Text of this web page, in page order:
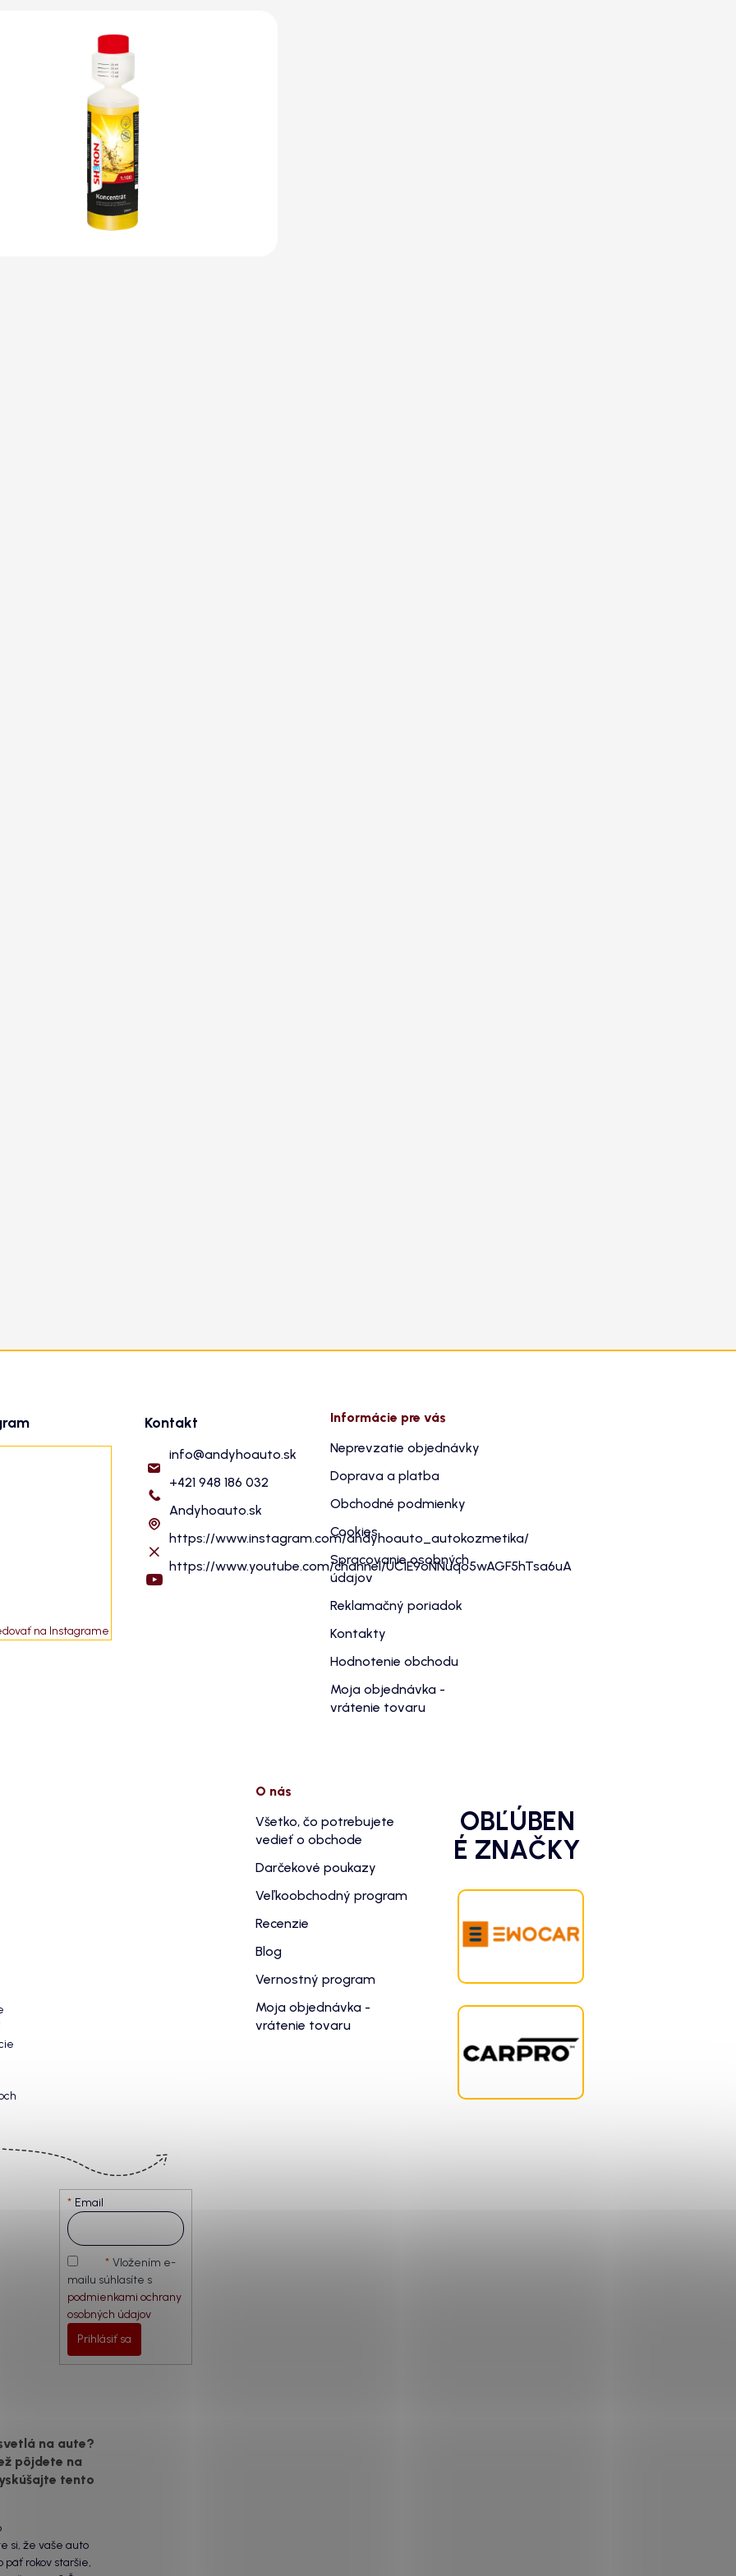
na Instagrame
Kontakt
info@andyhoauto.sk
+421 948 186 032
Andyhoauto.sk
https://www.instagram.com/andyhoauto_autokozmetika/
https://www.youtube.com/channel/UC1E9oNNuqo5wAGF5hTsa6uA
Informácie pre vás
Neprevzatie objednávky
Doprava a platba
Obchodné podmienky
Cookies
Spracovanie osobných
údajov
Reklamačný poriadok
Kontakty
Hodnotenie obchodu
Moja objednávka -
vrátenie tovaru
Email
Vložením e-
mailu súhlasíte s
podmienkami ochrany
osobných údajov
Prihlásiť sa
O nás
Všetko, čo potrebujete
vedieť o obchode
Darčekové poukazy
Veľkoobchodný program
Recenzie
Blog
Vernostný program
Moja objednávka -
vrátenie tovaru
OBĽÚBEN
É ZNAČKY
na aute?
pôjdete na
tento
si, že vaše auto
päť rokov staršie,